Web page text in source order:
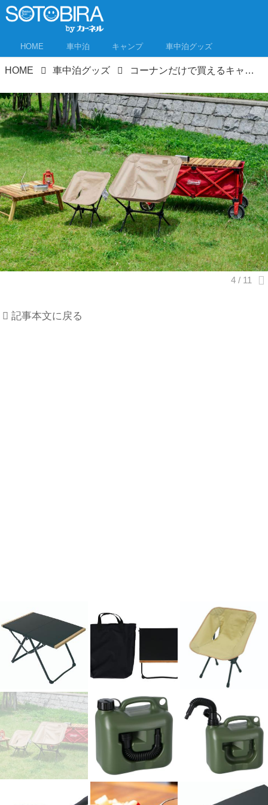
HOME 車中泊 キャンプ 車中泊グッズ
HOME 車中泊グッズ コーナンだけで買えるキャンプギア!? 5000円以下のコスパ優秀PBは車中泊キャンプにおすすめ！
記事本文に戻る